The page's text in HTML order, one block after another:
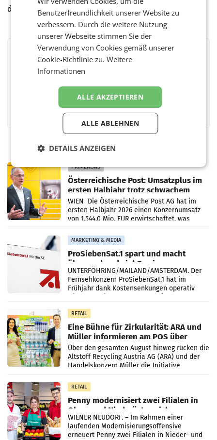
die Einbindung in das Komitee. (red)
BEWERTEN SIE DIESEN ARTIKEL
FacebookTwitter
PRIMENEWS
Österreichische Post: Umsatzplus im
ersten Halbjahr trotz schwachem
Briefgeschäft
WIEN Die Österreichische Post AG hat im
ersten Halbjahr 2026 einen Konzernumsatz
von 1.544,0 Mio. EUR erwirtschaftet, was
einem Plus von 3,8 Prozent gegenüber dem
Vergleichszeitraum
MARKETING & MEDIA
ProSiebenSat.1 spart und macht
überraschend viel Gewinn
UNTERFÖHRING/MAILAND/AMSTERDAM. Der
Fernsehkonzern ProSiebenSat.1 hat im
Frühjahr dank Kostensenkungen operativ
RETAIL
Eine Bühne für Zirkularität: ARA und
Müller informieren am POS über
Kreislauffähigkeit
Über den gesamten August hinweg rücken die
Altstoff Recycling Austria AG (ARA) und der
Handelskonzern Müller die Initiative
„Kreislauf-Helden“ in allen österreichischen
Müller-Filialen
RETAIL
Penny modernisiert zwei Filialen in
Ober- und Niederösterreich
WIENER NEUDORF. – Im Rahmen einer
laufenden Modernisierungsoffensive
erneuert Penny zwei Filialen in Nieder- und
Benutzerfreundlichkeit unserer Website zu
verbessern. Durch die weitere Nutzung
unserer Webseite stimmen Sie der
Verwendung von Cookies gemäß unserer
Cookie-Richtlinie zu.Weitere
Informationen
ALLE AKZEPTIEREN
ALLE ABLEHNEN
DETAILS ANZEIGEN